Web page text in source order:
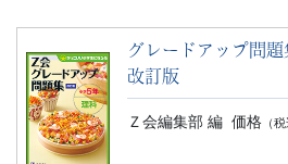
グレードアップ
改訂版
Ｚ会編集部 編 価格（税